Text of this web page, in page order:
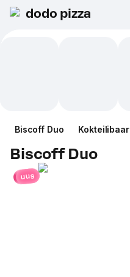
dodo pizza
Biscoff Duo Kokteilibaar
Biscoff Duo
uus